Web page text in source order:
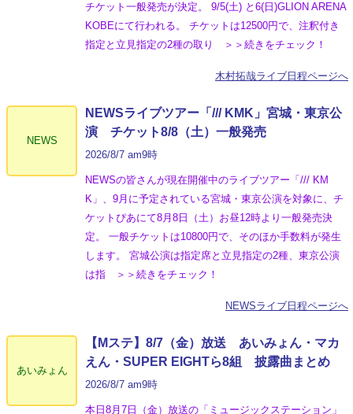
チケット一般発売が決定。 9/5(土) と6(日)GLION ARENA
KOBEにて行われる。 チケットは12500円で、注釈付き
指定と立見指定の2種の取り ＞＞続きをチェック！
木村拓哉ライブ日程ページへ
NEWS
NEWSライブツアー「/// KMK」宮城・東京公
演 チケット8/8（土）一般発売
2026/8/7 am9時
NEWSの皆さんが現在開催中のライブツアー「/// KM
K」、9月に予定されている宮城・東京公演を対象に、チ
ケットぴあにて8月8日（土）お昼12時より一般発売決
定。 一般チケットは10800円で、そのほか手数料が発生
します。 宮城公演は指定席と立見指定の2種、東京公演
は指 ＞＞続きをチェック！
NEWSライブ日程ページへ
あいみょん
【Mステ】8/7（金）放送 あいみょん・マカ
えん・SUPER EIGHTら8組 披露曲まとめ
2026/8/7 am9時
本日8月7日（金）放送の「ミュージックステーション」